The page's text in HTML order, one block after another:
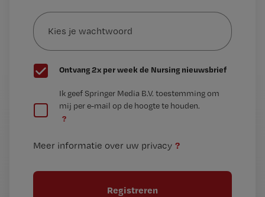
mailadres?
Kies
je
wachtwoord
G
e
t
Ontvang 2x per week de Nursing nieuwsbrief
e
t
Ik geef Springer Media B.V. toestemming om
mij per e-mail op de hoogte te houden.
?
Meer informatie over uw privacy ?